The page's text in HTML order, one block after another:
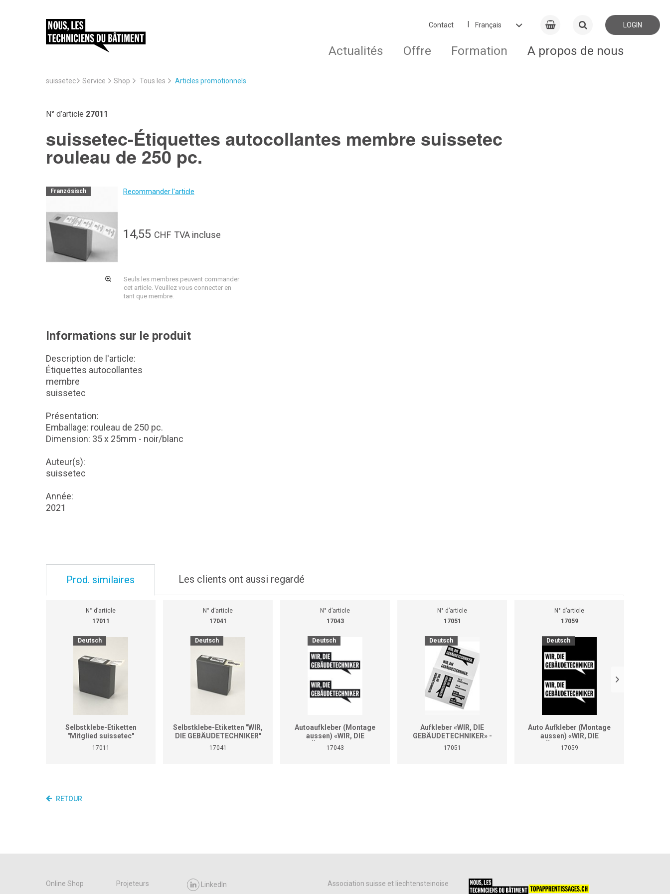
Contact LOGIN
Actualités Offre Formation A propos de nous
suissetec Service Shop Tous les Articles promotionnels
N° d’article 27011
suissetec-Étiquettes autocollantes membre suissetec
rouleau de 250 pc.
Französisch Recommander l'article
14,55 CHF TVA incluse
Seuls les membres peuvent commander
cet article. Veuillez vous connecter en
tant que membre.
Informations sur le produit
Description de l'article:
Étiquettes autocollantes
membre
suissetec
Présentation:
Emballage: rouleau de 250 pc.
Dimension: 35 x 25mm - noir/blanc
Auteur(s):
suissetec
Année:
2021
Prod. similaires Les clients ont aussi regardé
N° d’article
17011
Deutsch
Selbstklebe-Etiketten
"Mitglied suissetec"
17011
N° d’article
17041
Deutsch
Selbstklebe-Etiketten "WIR,
DIE GEBÄUDETECHNIKER"
Dispenser à 250 Stk.
17041
N° d’article
17043
Deutsch
Autoaufkleber (Montage
aussen) «WIR, DIE
GEBÄUDETECHNIKER»
17043
N° d’article
17051
Deutsch
Aufkleber «WIR, DIE
GEBÄUDETECHNIKER» -
Diverse Grössen
17051
N° d’article
17059
Deutsch
Auto Aufkleber (Montage
aussen) «WIR, DIE
GEBÄUDETECHNIKER»
17059
RETOUR
Online Shop Projeteurs LinkedIn Association suisse et liechtensteinoise